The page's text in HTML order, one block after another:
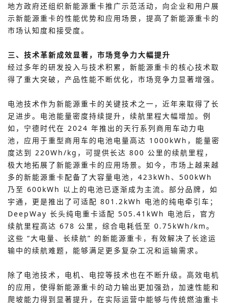
地方政府还组织新能源重卡推广示范活动，向企业和用户展
示新能源重卡的性能优势和应用场景，提高了新能源重卡的
市场认知度和接受度。
三、技术革新成效显著，市场竞争力大幅提升
经过多年的研发投入与技术积累，新能源重卡的核心技术取
得了重大突破，产品性能不断优化，市场竞争力显著增强。
电池技术作为新能源重卡的关键技术之一，近年来取得了长
足进步。电池能量密度持续提升，续航里程大幅增加。例
如，宁德时代在 2024 年推出的天行系列商用车动力电
池，应用于重型商用车的电池电量高达 1000kWh，能量密
度达到 220Wh/kg，可提供长达 800 公里的续航里程，
极大地拓展了新能源重卡的应用场景。如今，市场上越来越
多的新能源重卡配备了大容量电池，423kWh、500kWh
乃至 600kWh 以上的电池已逐渐成为主流。部分品牌，如
宇通，更是推出了可适配 801.2kWh 电池的纯电牵引车；
DeepWay 长头纯电重卡适配 505.41kWh 电池后，官方
续航里程高达 678 公里，综合电耗低至 0.75kWh/km。
这些 “大电量、长续航” 的新能源重卡，有效解决了长途运
输中的续航难题，能够满足更多复杂工况和运输需求。
除了电池技术，电机、电控等技术也在不断升级。高效电机
的应用，使得新能源重卡的动力输出更加强劲，加速性能和
爬坡能力得到显著提升，在实际运营中能够与传统燃油重卡